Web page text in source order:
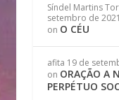
Síndel Martins
setembro de 2021
on O CÉU
afita 19 de
on ORAÇÃO A
PERPÉTUO